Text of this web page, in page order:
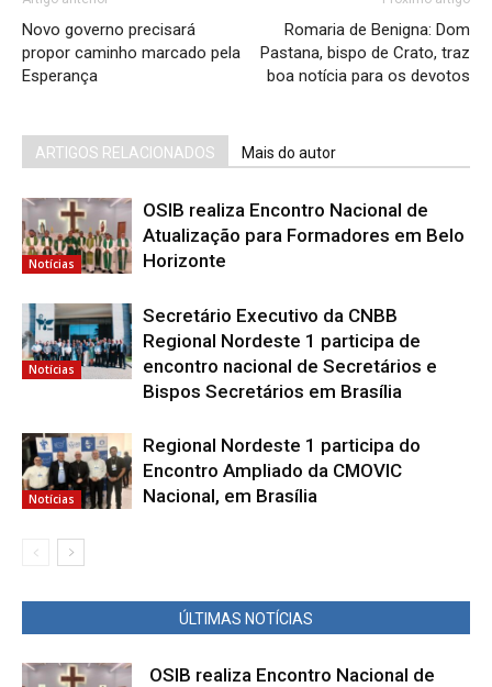
Novo governo precisará
propor caminho marcado pela
Esperança
Romaria de Benigna: Dom
Pastana, bispo de Crato, traz
boa notícia para os devotos
ARTIGOS RELACIONADOS Mais do autor
Notícias
OSIB realiza Encontro Nacional de
Atualização para Formadores em Belo
Horizonte
Notícias
Secretário Executivo da CNBB
Regional Nordeste 1 participa de
encontro nacional de Secretários e
Bispos Secretários em Brasília
Notícias
Regional Nordeste 1 participa do
Encontro Ampliado da CMOVIC
Nacional, em Brasília
ÚLTIMAS NOTÍCIAS
OSIB realiza Encontro Nacional de